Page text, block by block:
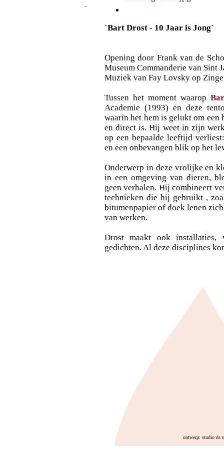
´Bart Drost - 10 Jaar is Jong´
Opening door Frank van de
Museum Commanderie van Sint
Muziek van Fay Lovsky op
Tussen het moment waarop
Academie (1993) en deze
waarin het hem is gelukt om
en direct is. Hij weet in zijn
op een bepaalde leeftijd
en een onbevangen blik op het
Onderwerp in deze vrolijke en
in een omgeving van dieren,
geen verhalen. Hij combineert
technieken die hij gebruikt ,
bitumenpapier of doek lenen
van werken.
Drost maakt ook installaties,
gedichten. Al deze disciplines
ontwerp: studio ds